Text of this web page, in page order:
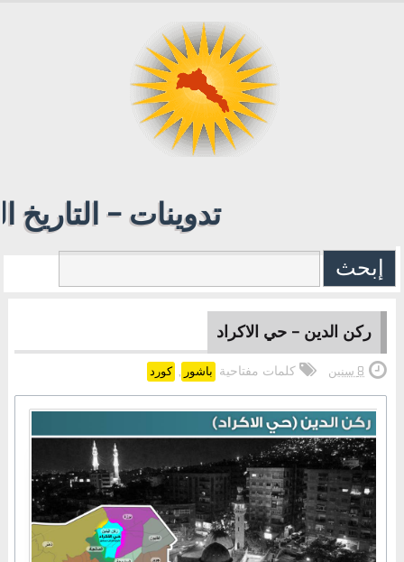
تدوينات - التاريخ
ركن الدين - حي الاكراد
8 سنين كلمات مفتاحية باشور , كورد